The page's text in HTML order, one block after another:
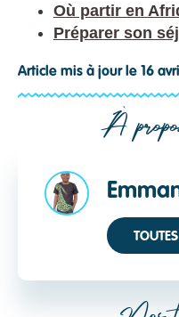
Où partir en
Préparer son
Article mis à jour le 16
À